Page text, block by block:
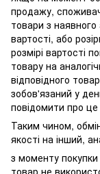
продажу,
товари з
вартості, або
розмірі вартості
товару на
відповідного
зобов'язаний у
повідомити про
Таким чином,
якості на інший,
з моменту
товар не